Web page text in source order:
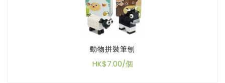
動物拼裝筆刨
HK$7.00/個